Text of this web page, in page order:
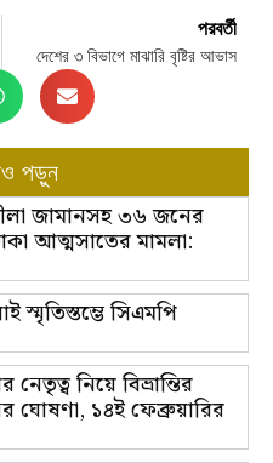
পরবর্তী
দেশের ৩ বিভাগে মাঝারি বৃষ্টির আভাস
পড়ুন
জামানসহ ৩৬ জনের
আত্মসাতের মামলা:
সিএমপি
নিয়ে বিভ্রান্তির
ঘোষণা, ১৪ই ফেব্রুয়ারির